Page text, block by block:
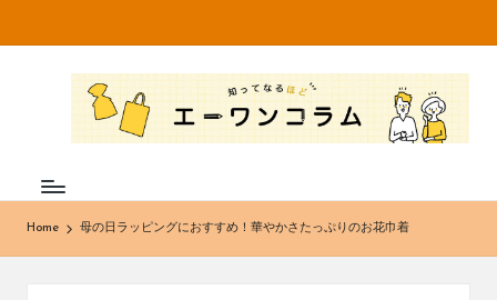
Skip
知
っ
な
る
不
織
布
ー
カ
Home 母の日ラッピングにおすすめ！華やかさたっぷりのお花巾着